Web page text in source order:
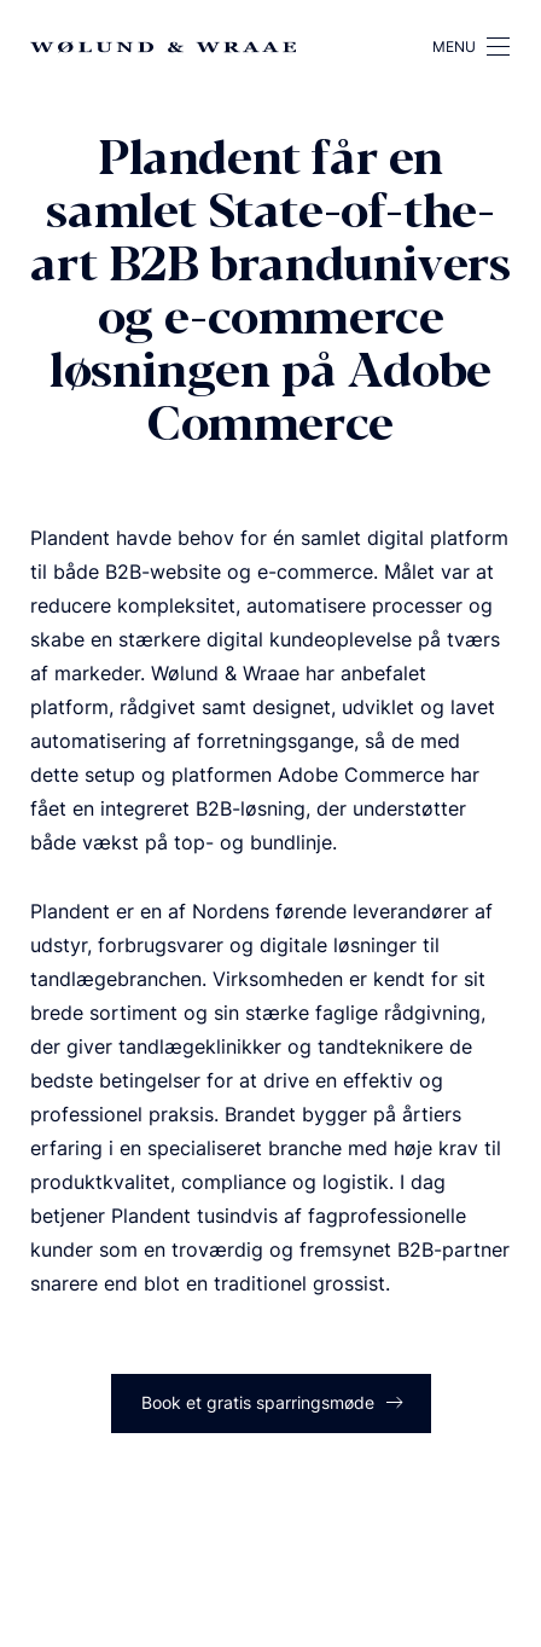
MENU
Plandent får en
samlet State-of-the-
art B2B brandunivers
og e-commerce
løsningen på Adobe
Commerce
Plandent havde behov for én samlet digital platform
til både B2B-website og e-commerce. Målet var at
reducere kompleksitet, automatisere processer og
skabe en stærkere digital kundeoplevelse på tværs
af markeder. Wølund & Wraae har anbefalet
platform, rådgivet samt designet, udviklet og lavet
automatisering af forretningsgange, så de med
dette setup og platformen Adobe Commerce har
fået en integreret B2B-løsning, der understøtter
både vækst på top- og bundlinje.
Plandent er en af Nordens førende leverandører af
udstyr, forbrugsvarer og digitale løsninger til
tandlægebranchen. Virksomheden er kendt for sit
brede sortiment og sin stærke faglige rådgivning,
der giver tandlægeklinikker og tandteknikere de
bedste betingelser for at drive en effektiv og
professionel praksis. Brandet bygger på årtiers
erfaring i en specialiseret branche med høje krav til
produktkvalitet, compliance og logistik. I dag
betjener Plandent tusindvis af fagprofessionelle
kunder som en troværdig og fremsynet B2B-partner
snarere end blot en traditionel grossist.
Book et gratis sparringsmøde